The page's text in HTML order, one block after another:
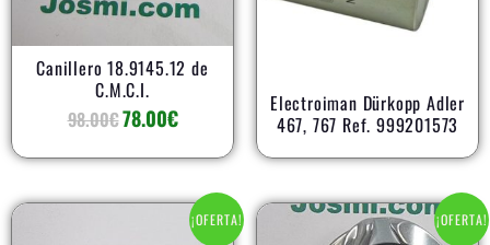
Canillero 18.9145.12 de
C.M.C.I.
98.00€78.00€
Electroiman Dürkopp Adler
467, 767 Ref. 999201573
¡OFERTA!
El
¡OFERTA!
El
El